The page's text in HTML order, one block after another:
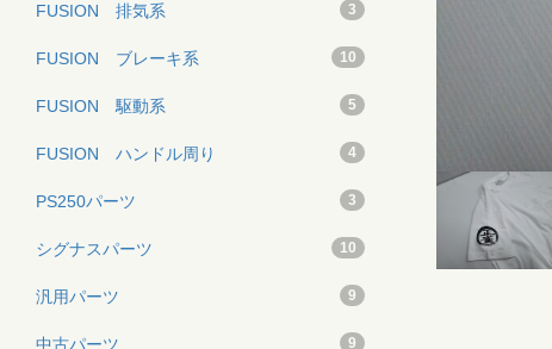
FUSION 排気系 3
FUSION ブレーキ系 10
FUSION 駆動系 5
FUSION ハンドル周り 4
PS250パーツ 3
シグナスパーツ 10
汎用パーツ 9
中古パーツ 9